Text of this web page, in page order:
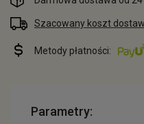
Szacowany koszt
Metody płatności:
Parametry: